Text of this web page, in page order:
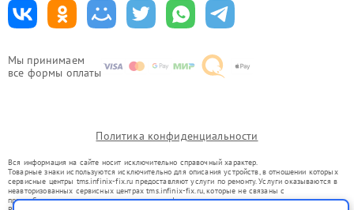
Мы принимаем
все формы оплаты
Политика конфиденциальности
Вся информация на сайте носит исключительно справочный характер.
Товарные знаки используются исключительно для описания устройств, в отношении которых
сервисные центры tms.infinix-fix.ru предоставляют услуги по ремонту. Услуги оказываются в
неавторизованных сервисных центрах tms.infinix-fix.ru, которые не связаны с
правообладателями товарных знаков или их официальными представителями.